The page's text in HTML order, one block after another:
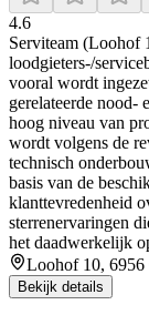
4.6
Serviteam (Loohof
loodgieters-/
vooral wordt
gerelateerde nood-
hoog niveau van
wordt volgens de
technisch
basis van de
klanttevredenheid
sterrenervaringen
het daadwerkelijk
Loohof 10, 6956
Bekijk details